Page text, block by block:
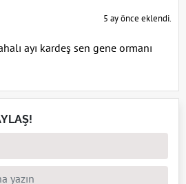
5 ay önce eklendi.
ayı kardeş sen gene ormanı